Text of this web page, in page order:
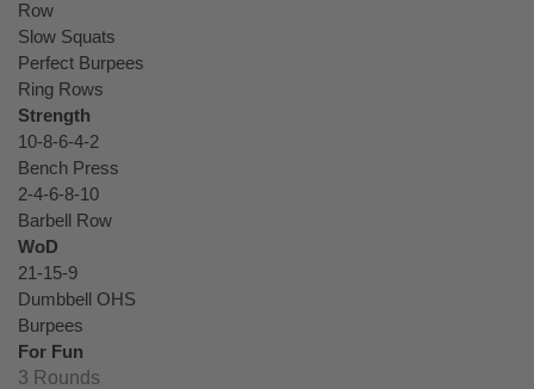
Row
Slow Squats
Perfect Burpees
Ring Rows
Strength
10-8-6-4-2
Bench Press
2-4-6-8-10
Barbell Row
WoD
21-15-9
Dumbbell OHS
Burpees
For Fun
3 Rounds